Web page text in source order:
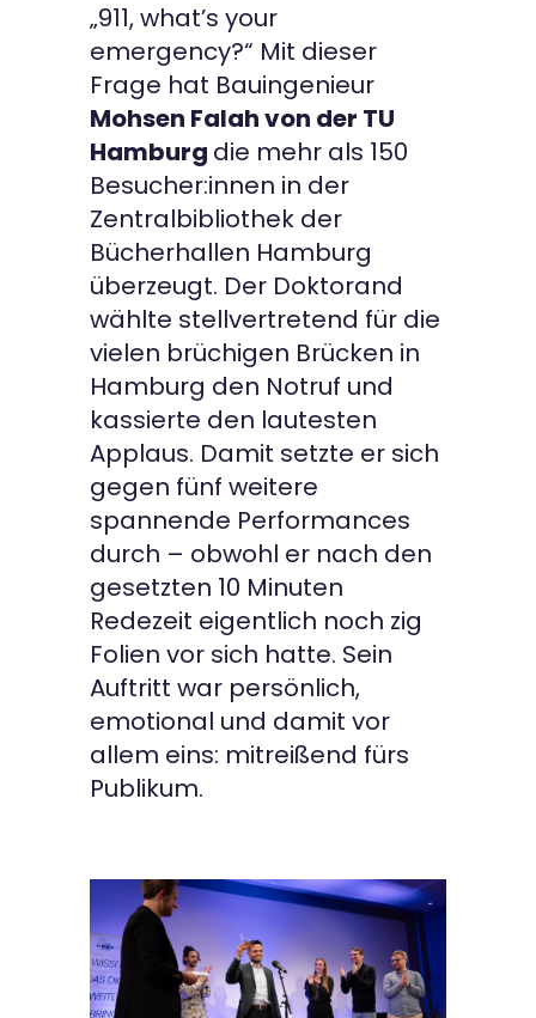
„911, what’s your
emergency?“ Mit dieser
Frage hat Bauingenieur
Mohsen Falah von der TU
Hamburg die mehr als 150
Besucher:innen in der
Zentralbibliothek der
Bücherhallen Hamburg
überzeugt. Der Doktorand
wählte stellvertretend für die
vielen brüchigen Brücken in
Hamburg den Notruf und
kassierte den lautesten
Applaus. Damit setzte er sich
gegen fünf weitere
spannende Performances
durch – obwohl er nach den
gesetzten 10 Minuten
Redezeit eigentlich noch zig
Folien vor sich hatte. Sein
Auftritt war persönlich,
emotional und damit vor
allem eins: mitreißend fürs
Publikum.